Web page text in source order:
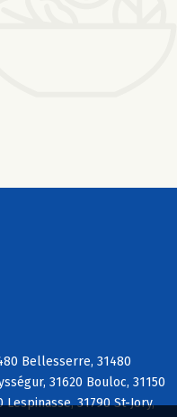
Bellesserre, 31480
31620 Bouloc, 31150
31790 St-Jory,